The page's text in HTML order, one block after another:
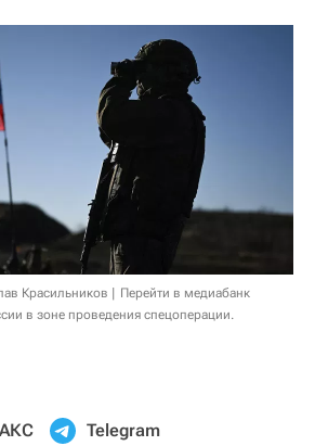
Красильников
Перейти в медиабанк
в зоне проведения спецоперации.
Telegram